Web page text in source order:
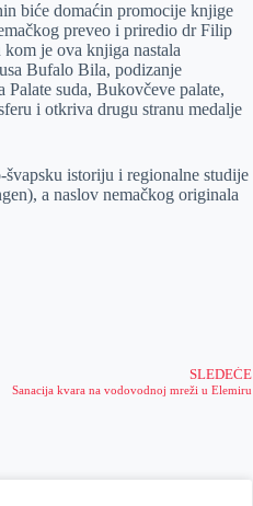
biće domaćin promocije knjige
preveo i priredio dr Filip
je ova knjiga nastala
Bufalo Bila, podizanje
suda, Bukovčeve palate,
i otkriva drugu stranu medalјe
istoriju i regionalne studije
a naslov nemačkog originala
SLEDEĆE
Sanacija kvara na vodovodnoj mreži u Elemiru